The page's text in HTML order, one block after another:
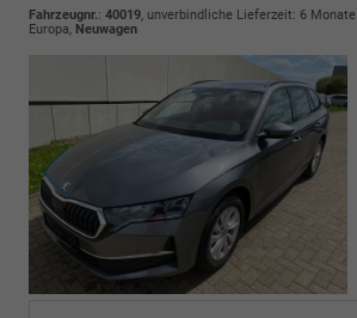
Fahrzeugnr.: 40019, unverbindliche Lieferzeit: 6 Monate
Europa, Neuwagen